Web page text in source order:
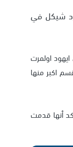
وحزب المتقاعدين ايضاً ضد الميزانية وذلك على خلفية تقليص 7 مليارد شيكل في
ايهود اولمرت
اكبر منها
أنها قدمت